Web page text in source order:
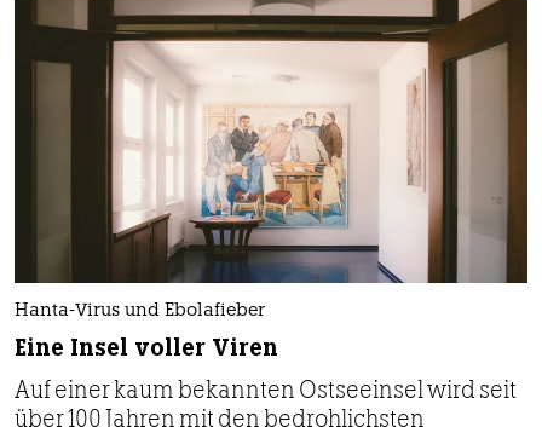
Hanta-Virus und Ebolafieber
Eine Insel voller Viren
Auf einer kaum bekannten Ostseeinsel wird seit
über 100 Jahren mit den bedrohlichsten